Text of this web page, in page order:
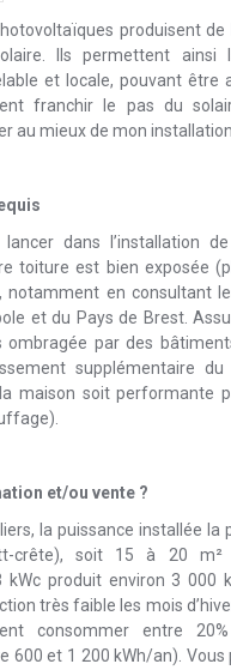
produisent
Ils permettent ainsi
et locale, pouvant être
franchir le pas du
au mieux de mon
dans l’installation
toiture est bien exposée
notamment en consultant
et du Pays de Brest.
ombragée par des
supplémentaire
maison soit performante
et/ou vente ?
la puissance installée la
crête), soit 15 à 20 m²
kWc produit environ 3 000
très faible les mois
consommer entre
600 et 1 200 kWh/an).